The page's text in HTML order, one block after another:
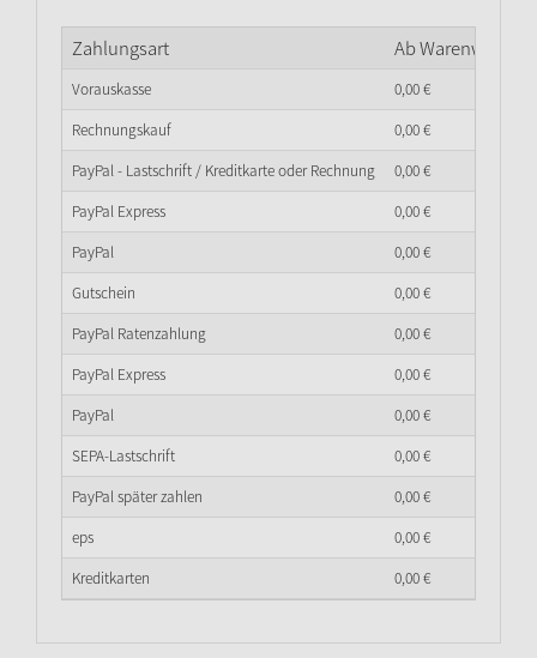
Zahlungsart Ab Warenwert
Vorauskasse 0,00€
Rechnungskauf
0,00€
PayPal - Lastschrift / Kreditkarte oder Rechnung
0,00€
PayPal Express
0,00€
PayPal
0,00€
Gutschein
0,00€
PayPal Ratenzahlung
0,00€
PayPal Express
0,00€
PayPal
0,00€
SEPA-Lastschrift
0,00€
PayPal später zahlen
0,00€
eps
0,00€
Kreditkarten
0,00€